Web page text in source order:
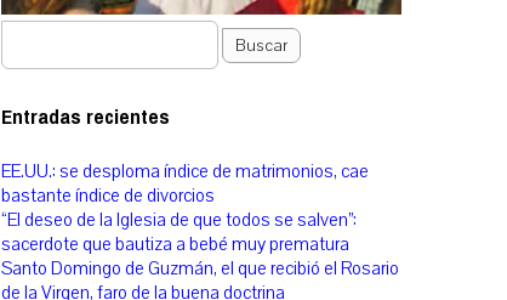
Buscar
Entradas recientes
EE.UU.: se desploma índice de matrimonios, cae
bastante índice de divorcios
“El deseo de la Iglesia de que todos se salven”:
sacerdote que bautiza a bebé muy prematura
Santo Domingo de Guzmán, el que recibió el Rosario
de la Virgen, faro de la buena doctrina